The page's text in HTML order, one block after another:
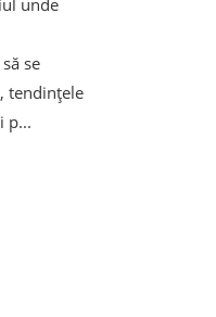
se
tendințele
p...